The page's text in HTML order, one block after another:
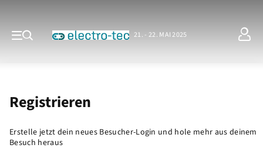
21. - 22. MAI 2025
Registrieren
Erstelle jetzt dein neues Besucher-Login und hole mehr aus deinem
Besuch heraus